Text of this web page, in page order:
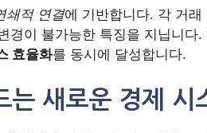
쇄적 연결에 기반합니다. 각 거래
경이 불가능한 특징을 지닙니다
효율화를 동시에 달성합니다.
는 새로운 경제 시